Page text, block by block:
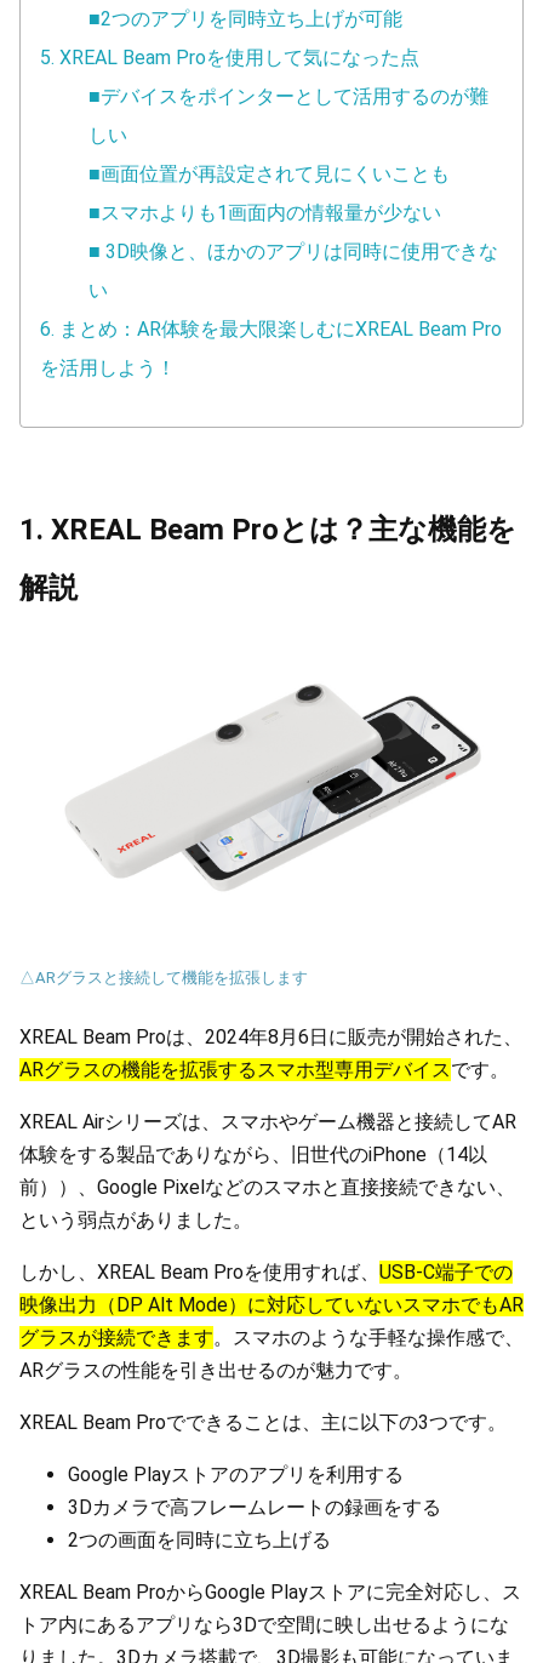
■2つのアプリを同時立ち上げが可能
5. XREAL Beam Proを使用して気になった点
■デバイスをポインターとして活用するのが難
しい
■画面位置が再設定されて見にくいことも
■スマホよりも1画面内の情報量が少ない
■ 3D映像と、ほかのアプリは同時に使用できな
い
6. まとめ：AR体験を最大限楽しむにXREAL Beam Pro
を活用しよう！
1. XREAL Beam Proとは？主な機能を
解説
△ARグラスと接続して機能を拡張します
XREAL Beam Proは、2024年8月6日に販売が開始された、
ARグラスの機能を拡張するスマホ型専用デバイスです。
XREAL Airシリーズは、スマホやゲーム機器と接続してAR
体験をする製品でありながら、旧世代のiPhone（14以
前））、Google Pixelなどのスマホと直接接続できない、
という弱点がありました。
しかし、XREAL Beam Proを使用すれば、 USB-C端子での
映像出力（DP Alt Mode）に対応していないスマホでもAR
グラスが接続できます。スマホのような手軽な操作感で、
ARグラスの性能を引き出せるのが魅力です。
XREAL Beam Proでできることは、主に以下の3つです。
Google Playストアのアプリを利用する
3Dカメラで高フレームレートの録画をする
2つの画面を同時に立ち上げる
XREAL Beam ProからGoogle Playストアに完全対応し、ス
トア内にあるアプリなら3Dで空間に映し出せるようにな
りました。3Dカメラ搭載で、3D撮影も可能になっていま